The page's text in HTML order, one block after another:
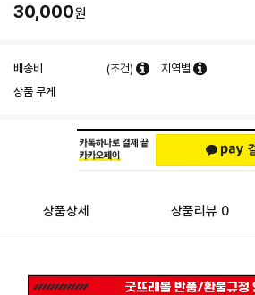
30,000원
배송비 (조건)
지역별
상품 무게
상품상세 상품리뷰 0